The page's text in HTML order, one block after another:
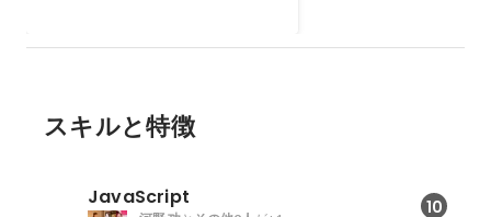
います。
スキルと特徴
JavaScript 10